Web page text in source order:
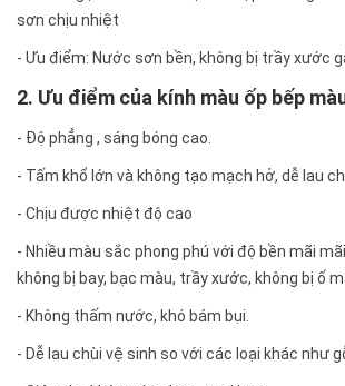
sơn chịu nhiệt
- Ưu điểm: Nước sơn bền, không bị trầy xước
2. Ưu điểm của kính màu ốp bếp
- Độ phẳng , sáng bóng cao.
- Tấm khổ lớn và không tạo mạch hở, dễ lau
- Chịu được nhiệt độ cao
- Nhiều màu sắc phong phú với độ bền mãi
không bị bay, bạc màu, trầy xước, không bị ố
- Không thấm nước, khó bám bụi.
- Dễ lau chùi vệ sinh so với các loại khác như